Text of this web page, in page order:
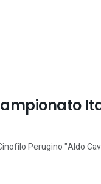
Perugino "Aldo